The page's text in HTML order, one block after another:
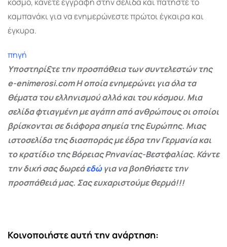
καμπανάκι για να ενημερώνεστε πρώτοι έγκαιρα και
έγκυρα.
πηγή
Υποστηρίξτε την προσπάθεια των συντελεστών της
e-enimerosi.com Η οποία ενημερώνει για όλα τα
θέματα του ελληνισμού αλλά και του κόσμου. Μια
σελίδα φτιαγμένη με αγάπη από ανθρώπους οι οποίοι
βρίσκονται σε διάφορα σημεία της Ευρώπης. Μιας
ιστοσελίδα της διασποράς με έδρα την Γερμανία και
το κρατίδιο της Βόρειας Ρηνανίας-Βεστφαλίας. Κάντε
την δική σας δωρεάεδώγια να βοηθήσετε την
προσπάθειά μας. Σας ευχαριστούμε θερμά!!!
Κοινοποιήστε αυτή την ανάρτηση: